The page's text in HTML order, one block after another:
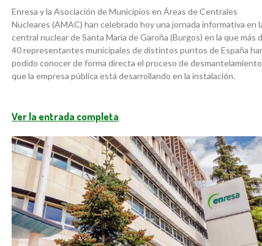
Enresa y la Asociación de Municipios en Áreas de Centrales
Nucleares (AMAC) han celebrado hoy una jornada informativa en
central nuclear de Santa María de Garoña (Burgos) en la que más
40 representantes municipales de distintos puntos de España
podido conocer de forma directa el proceso de desmantelamiento
que la empresa pública está desarrollando en la instalación.
Ver la entrada completa